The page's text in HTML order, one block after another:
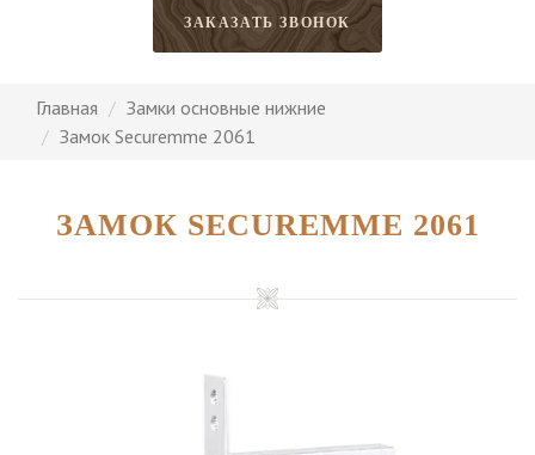
ЗАКАЗАТЬ ЗВОНОК
Главная
Замки основные нижние
Замок Securemme 2061
ЗАМОК SECUREMME 2061